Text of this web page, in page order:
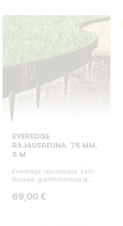
EVEREDGE
RAJAUSREUNA, 75 MM,
5 M
Everedge rajausreuna. Värit:
Ruskea, grafiitinharmaa ja...
Hinta
69,00 €